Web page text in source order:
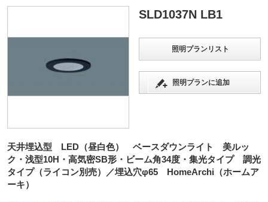
SLD1037N LB1
照明プランリスト
照明プランに追加
天井埋込型 LED（昼白色） ベースダウンライト 美ルッ
ク・浅型10H・高気密SB形・ビーム角34度・集光タイプ 調光
タイプ（ライコン別売）／埋込穴φ65 HomeArchi（ホームア
ーキ）